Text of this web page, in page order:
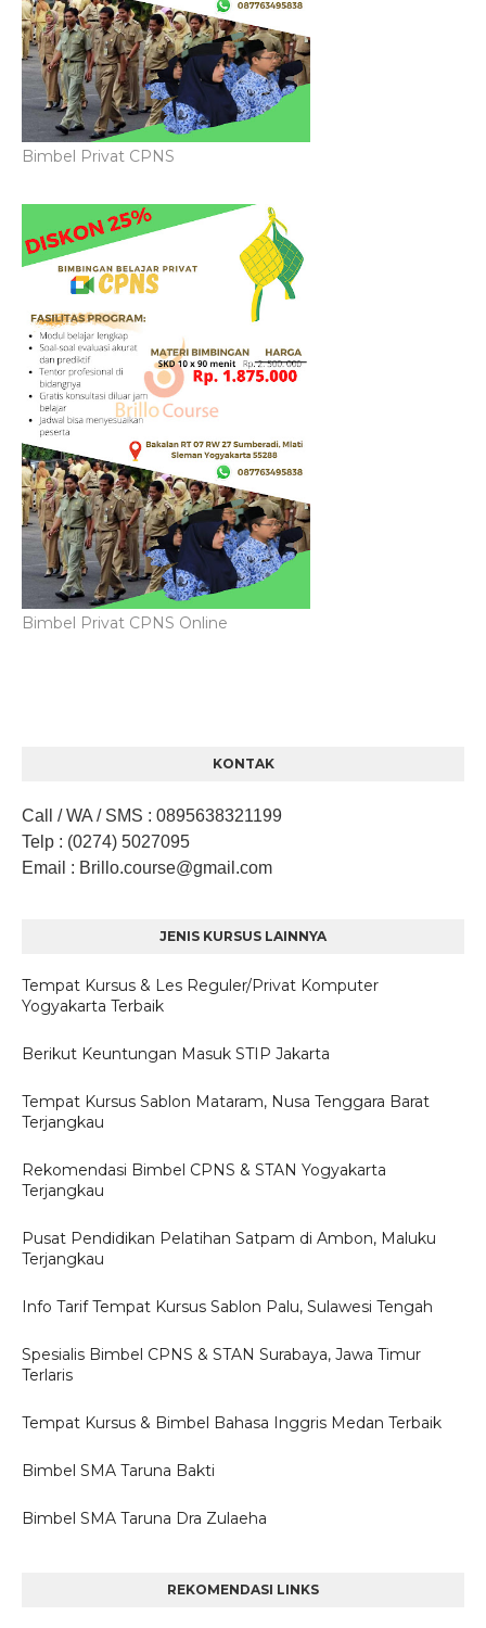
Bimbel Privat CPNS
Bimbel Privat CPNS Online
KONTAK
Call / WA / SMS : 0895638321199
Telp : (0274) 5027095
Email : Brillo.course@gmail.com
JENIS KURSUS LAINNYA
Tempat Kursus & Les Reguler/Privat Komputer
Yogyakarta Terbaik
Berikut Keuntungan Masuk STIP Jakarta
Tempat Kursus Sablon Mataram, Nusa Tenggara Barat
Terjangkau
Rekomendasi Bimbel CPNS & STAN Yogyakarta
Terjangkau
Pusat Pendidikan Pelatihan Satpam di Ambon, Maluku
Terjangkau
Info Tarif Tempat Kursus Sablon Palu, Sulawesi Tengah
Spesialis Bimbel CPNS & STAN Surabaya, Jawa Timur
Terlaris
Tempat Kursus & Bimbel Bahasa Inggris Medan Terbaik
Bimbel SMA Taruna Bakti
Bimbel SMA Taruna Dra Zulaeha
REKOMENDASI LINKS